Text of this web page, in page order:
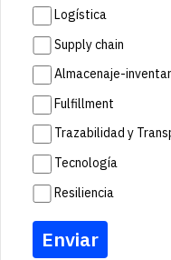
Logística
Supply chain
Almacenaje-
Fulfillment
Trazabilidad y
Tecnología
Resiliencia
Enviar